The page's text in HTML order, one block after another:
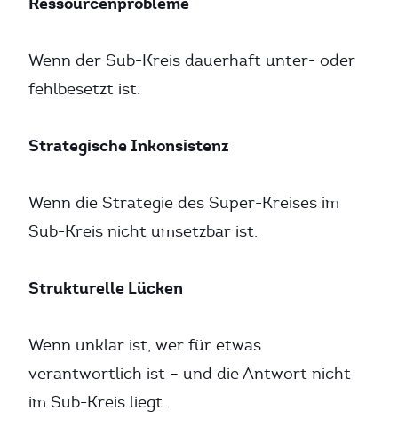
Wenn der Sub-Kreis dauerhaft unter- oder
fehlbesetzt ist.
Strategische Inkonsistenz
Wenn die Strategie des Super-Kreises im
Sub-Kreis nicht umsetzbar ist.
Strukturelle Lücken
Wenn unklar ist, wer für etwas
verantwortlich ist – und die Antwort nicht
im Sub-Kreis liegt.